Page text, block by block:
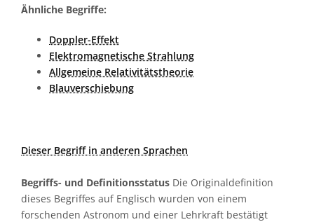
Ähnliche Begriffe:
Doppler-Effekt
Elektromagnetische Strahlung
Allgemeine Relativitätstheorie
Blauverschiebung
Dieser Begriff in anderen Sprachen
Begriffs- und Definitionsstatus Die Originaldefinition
dieses Begriffes auf Englisch wurden von einem
forschenden Astronom und einer Lehrkraft bestätigt